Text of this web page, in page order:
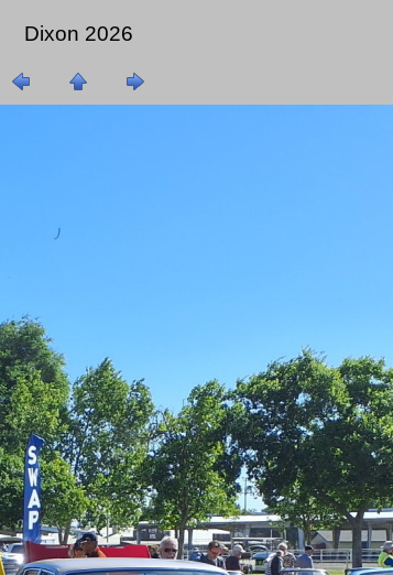
Dixon 2026